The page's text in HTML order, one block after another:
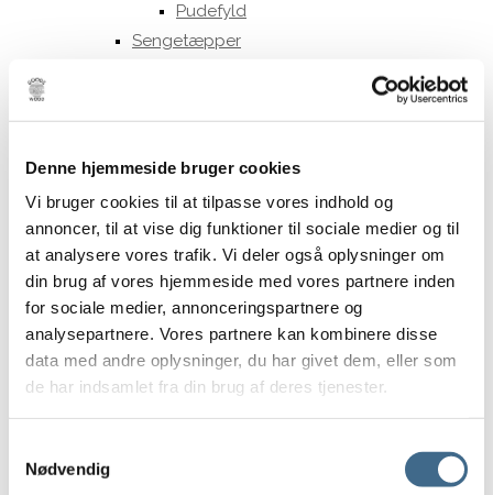
Denne hjemmeside bruger cookies
Vi bruger cookies til at tilpasse vores indhold og
annoncer, til at vise dig funktioner til sociale medier og til
at analysere vores trafik. Vi deler også oplysninger om
din brug af vores hjemmeside med vores partnere inden
for sociale medier, annonceringspartnere og
analysepartnere. Vores partnere kan kombinere disse
data med andre oplysninger, du har givet dem, eller som
de har indsamlet fra din brug af deres tjenester.
Nødvendig
Pudefyld
Sengetæpper
Print og Rammer
ATWS
Nynne Rosenvinge
Paper Collective
Tiny Stories
Vissevasse (print)
Rammer
Refleksfrie rammer